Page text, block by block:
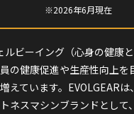
※2026年6月現在
ルビーイング（心身の健康
の健康促進や生産性向上を
えています。EVOLGEAR
ネスマシンブランドとして